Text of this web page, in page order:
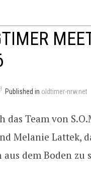
Published in oldtimer-nrw.net
Team von
Melanie Lattek,
dem Boden zu